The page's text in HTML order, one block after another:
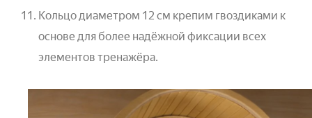
Кольцо диаметром 12 см крепим гвоздиками к
основе для более надёжной фиксации всех
элементов тренажёра.